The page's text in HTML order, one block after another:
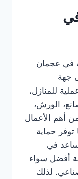
في عجمان
إلى جهة
للمنازل،
الورش،
أهم الأعمال
توفر حماية
في
أفضل سواء
لذلك